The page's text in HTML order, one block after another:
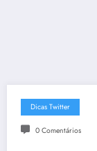
Dicas Twitter
0 Comentários